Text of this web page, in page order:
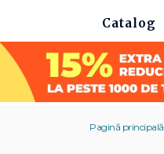
Catalog
Pagină principală